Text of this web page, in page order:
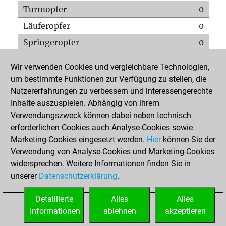
Turmopfer
0
Läuferopfer
0
Springeropfer
0
Matt auf vollem Brett
0
Bauer setzt Matt
0
Erstickte Matts
Unterverwandlungen
Türme auf der siebten
0
STARTSEITE
Wir verwenden Cookies und vergleichbare Technologien,
um bestimmte Funktionen zur Verfügung zu stellen, die
Nutzererfahrungen zu verbessern und interessengerechte
Inhalte auszuspielen. Abhängig von ihrem
Verwendungszweck können dabei neben technisch
erforderlichen Cookies auch Analyse-Cookies sowie
Marketing-Cookies eingesetzt werden. Hierkönnen Sie der
Verwendung von Analyse-Cookies und Marketing-Cookies
widersprechen. Weitere Informationen finden Sie in
unserer Datenschutzerklärung.
Alles
akzeptieren
Alles
ablehnen
Detaillierte
Informationen